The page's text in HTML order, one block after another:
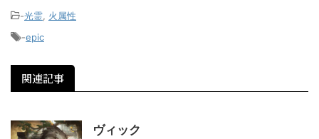
-光霊 火属性
-epic
関連記事
ヴィック